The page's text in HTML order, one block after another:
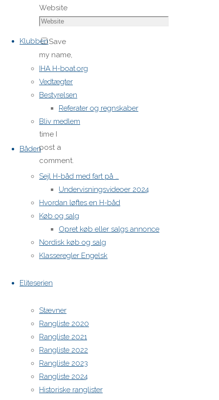
Klubben
IHA H-boat.org
Vedtægter
Bestyrelsen
Referater og regnskaber
Bliv medlem
Båden
Sejl H-båd med fart på …
Undervisningsvideoer 2024
Hvordan løftes en H-båd
Køb og salg
Opret køb eller salgs annonce
Nordisk køb og salg
Klasseregler Engelsk
Eliteserien
Stævner
Rangliste 2020
Rangliste 2021
Rangliste 2022
Rangliste 2023
Rangliste 2024
Historiske ranglister
Website
Save
my name,
email,
and site
URL in my
browser
for next
time I
post a
comment.
H-båds kalenderen i Europa
Powered by